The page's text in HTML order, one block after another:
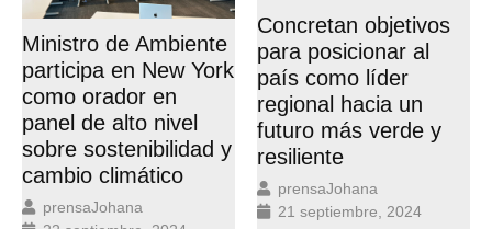
Ministro de Ambiente
participa en New York
como orador en
panel de alto nivel
sobre sostenibilidad y
cambio climático
prensaJohana
Concretan objetivos
para posicionar al
país como líder
regional hacia un
futuro más verde y
resiliente
prensaJohana
21 septiembre, 2024